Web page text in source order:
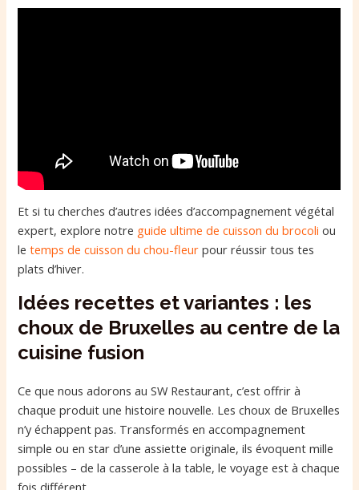
Et si tu cherches d’autres idées d’accompagnement végétal
expert, explore notre guide ultime de cuisson du brocoli ou
letemps de cuisson du chou-fleur pour réussir tous tes
plats d’hiver.
Idées recettes et variantes : les
choux de Bruxelles au centre de la
cuisine fusion
Ce que nous adorons au SW Restaurant, c’est offrir à
chaque produit une histoire nouvelle. Les choux de Bruxelles
n’y échappent pas. Transformés en accompagnement
simple ou en star d’une assiette originale, ils évoquent mille
possibles – de la casserole à la table, le voyage est à chaque